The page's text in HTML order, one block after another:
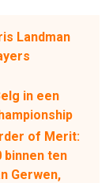
Landman
in een
of Merit:
binnen ten
Gerwen,